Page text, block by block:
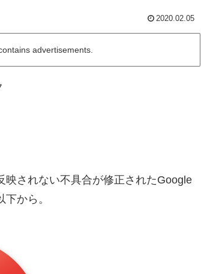
2020.02.05
advertisements.
されない不具合が修正されたGoogle
から。